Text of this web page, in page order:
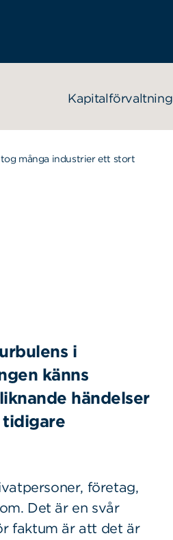
Kapitalförvaltning
många industrier ett stort
i
känns
händelser
tidigare
företag,
Det är en svår
faktum är att det är